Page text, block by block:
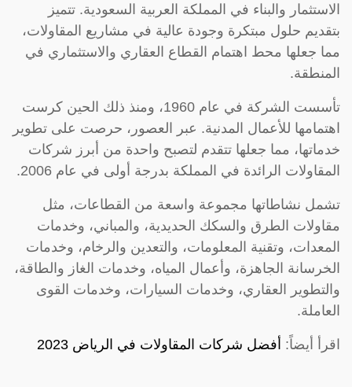
الاستثمار والبناء في المملكة العربية السعودية. تتميز
بتقديم حلول مبتكرة وجودة عالية في مشاريع المقاولات،
مما جعلها محط اهتمام القطاع العقاري والاستثماري في
المنطقة.
تأسست الشركة في عام 1960، ومنذ ذلك الحين كرست
اهتمامها للأعمال المدنية. عبر العصور، حرصت على تطوير
خدماتها، مما جعلها تتقدم لتصبح واحدة من أبرز شركات
المقاولات الرائدة في المملكة بدرجة أولى في عام 2006.
تشمل نشاطاتها مجموعة واسعة من القطاعات، مثل
مقاولات الطرق والسكك الحديدية، والمباني، وخدمات
المعدات، وتقنية المعلومات، والتعدين والرخام، وخدمات
الخرسانة الجاهزة، وأعمال المياه، وخدمات الغاز والطاقة،
والتطوير العقاري، وخدمات السيارات، وخدمات القوى
العاملة.
اقرأ أيضاً: أفضل شركات المقاولات في الرياض 2023